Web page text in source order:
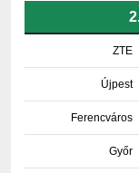
ZTE
Újpest
Ferencváros
Győr
Honvéd